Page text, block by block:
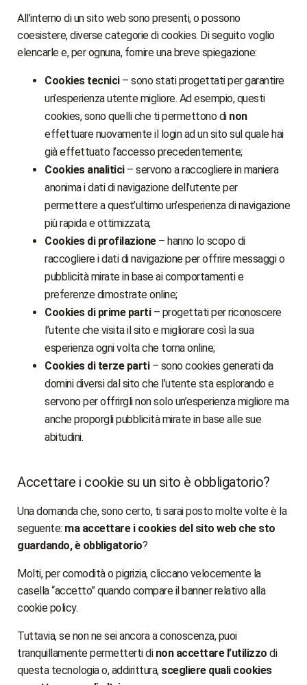
All’interno di un sito web sono presenti, o possono
coesistere, diverse categorie di cookies. Di seguito voglio
elencarle e, per ognuna, fornire una breve spiegazione:
Cookies tecnici– sono stati progettati per garantire
un’esperienza utente migliore. Ad esempio, questi
cookies, sono quelli che ti permettono di non
effettuare nuovamente il login ad un sito sul quale hai
già effettuato l’accesso precedentemente;
Cookies analitici– servono a raccogliere in maniera
anonima i dati di navigazione dell’utente per
permettere a quest’ultimo un’esperienza di navigazione
più rapida e ottimizzata;
Cookies di profilazione– hanno lo scopo di
raccogliere i dati di navigazione per offrire messaggi o
pubblicità mirate in base ai comportamenti e
preferenze dimostrate online;
Cookies di prime parti– progettati per riconoscere
l’utente che visita il sito e migliorare così la sua
esperienza ogni volta che torna online;
Cookies di terze parti– sono cookies generati da
domini diversi dal sito che l’utente sta esplorando e
servono per offrirgli non solo un’esperienza migliore ma
anche proporgli pubblicità mirate in base alle sue
abitudini.
Accettare i cookie su un sito è obbligatorio?
Una domanda che, sono certo, ti sarai posto molte volte è la
seguente: ma accettare i cookies del sito web che sto
guardando, è obbligatorio?
Molti, per comodità o pigrizia, cliccano velocemente la
casella “accetto” quando compare il banner relativo alla
cookie policy.
Tuttavia, se non ne sei ancora a conoscenza, puoi
tranquillamente permetterti di non accettare l’utilizzo di
questa tecnologia o, addirittura, scegliere quali cookies